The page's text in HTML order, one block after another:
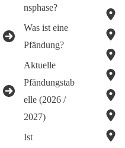
nsphase?
Was ist eine
Pfändung?
Aktuelle
Pfändungstab
elle (2026 /
2027)
Ist